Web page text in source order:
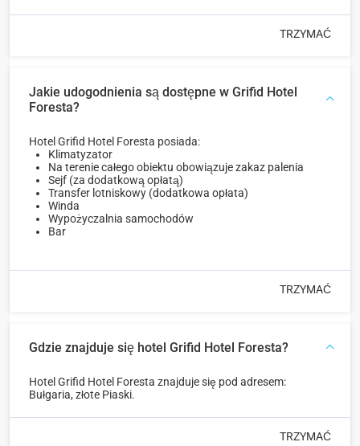
TRZYMAĆ
Jakie udogodnienia są dostępne w Grifid Hotel
Foresta?
Hotel Grifid Hotel Foresta posiada:
Klimatyzator
Na terenie całego obiektu obowiązuje zakaz palenia
Sejf (za dodatkową opłatą)
Transfer lotniskowy (dodatkowa opłata)
Winda
Wypożyczalnia samochodów
Bar
TRZYMAĆ
Gdzie znajduje się hotel Grifid Hotel Foresta?
Hotel Grifid Hotel Foresta znajduje się pod adresem:
Bułgaria, złote Piaski.
TRZYMAĆ